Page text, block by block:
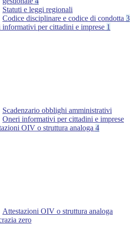
Statuti e leggi regionali
Codice disciplinare e codice di condotta 3
informativi per cittadini e imprese 1
Scadenzario obblighi amministrativi
Oneri informativi per cittadini e imprese
OIV o struttura analoga 4
Attestazioni OIV o struttura analoga
zero